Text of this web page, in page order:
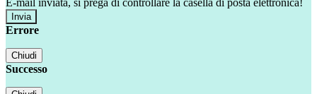
E-mail inviata, si prega di controllare la casella di posta elettronica!
Errore
Chiudi
Successo